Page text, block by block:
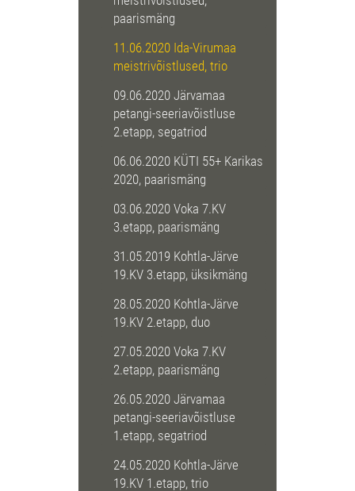
paarismäng
11.06.2020 Ida-Virumaa
meistrivõistlused, trio
09.06.2020 Järvamaa
petangi-seeriavõistluse
2.etapp, segatriod
06.06.2020 KÜTI 55+ Karikas
2020, paarismäng
03.06.2020 Voka 7.KV
3.etapp, paarismäng
31.05.2019 Kohtla-Järve
19.KV 3.etapp, üksikmäng
28.05.2020 Kohtla-Järve
19.KV 2.etapp, duo
27.05.2020 Voka 7.KV
2.etapp, paarismäng
26.05.2020 Järvamaa
petangi-seeriavõistluse
1.etapp, segatriod
24.05.2020 Kohtla-Järve
19.KV 1.etapp, trio